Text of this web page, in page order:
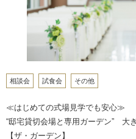
相談会 試食会 その他
≪はじめての式場見学でも安心≫
“邸宅貸切会場と専用ガーデン” 大
【ザ・ガーデン】